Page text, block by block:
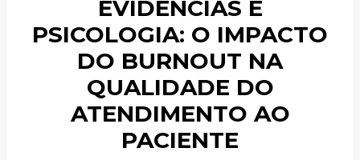
EVIDÊNCIAS E
PSICOLOGIA: O IMPACTO
DO BURNOUT NA
QUALIDADE DO
ATENDIMENTO AO
PACIENTE